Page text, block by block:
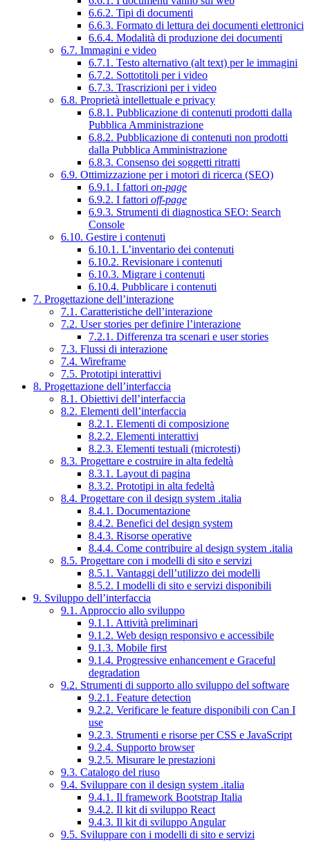
6.6.2. Tipi di documenti
6.6.3. Formato di lettura dei documenti elettronici
6.6.4. Modalità di produzione dei documenti
6.7. Immagini e video
6.7.1. Testo alternativo (alt text) per le immagini
6.7.2. Sottotitoli per i video
6.7.3. Trascrizioni per i video
6.8. Proprietà intellettuale e privacy
6.8.1. Pubblicazione di contenuti prodotti dalla
Pubblica Amministrazione
6.8.2. Pubblicazione di contenuti non prodotti
dalla Pubblica Amministrazione
6.8.3. Consenso dei soggetti ritratti
6.9. Ottimizzazione per i motori di ricerca (SEO)
6.9.1. I fattori on-page
6.9.2. I fattori off-page
6.9.3. Strumenti di diagnostica SEO: Search
Console
6.10. Gestire i contenuti
6.10.1. L’inventario dei contenuti
6.10.2. Revisionare i contenuti
6.10.3. Migrare i contenuti
6.10.4. Pubblicare i contenuti
7. Progettazione dell’interazione
7.1. Caratteristiche dell’interazione
7.2. User stories per definire l’interazione
7.2.1. Differenza tra scenari e user stories
7.3. Flussi di interazione
7.4. Wireframe
7.5. Prototipi interattivi
8. Progettazione dell’interfaccia
8.1. Obiettivi dell’interfaccia
8.2. Elementi dell’interfaccia
8.2.1. Elementi di composizione
8.2.2. Elementi interattivi
8.2.3. Elementi testuali (microtesti)
8.3. Progettare e costruire in alta fedeltà
8.3.1. Layout di pagina
8.3.2. Prototipi in alta fedeltà
8.4. Progettare con il design system .italia
8.4.1. Documentazione
8.4.2. Benefici del design system
8.4.3. Risorse operative
8.4.4. Come contribuire al design system .italia
8.5. Progettare con i modelli di sito e servizi
8.5.1. Vantaggi dell’utilizzo dei modelli
8.5.2. I modelli di sito e servizi disponibili
9. Sviluppo dell’interfaccia
9.1. Approccio allo sviluppo
9.1.1. Attività preliminari
9.1.2. Web design responsivo e accessibile
9.1.3. Mobile first
9.1.4. Progressive enhancement e Graceful
degradation
9.2. Strumenti di supporto allo sviluppo del software
9.2.1. Feature detection
9.2.2. Verificare le feature disponibili con Can I
use
9.2.3. Strumenti e risorse per CSS e JavaScript
9.2.4. Supporto browser
9.2.5. Misurare le prestazioni
9.3. Catalogo del riuso
9.4. Sviluppare con il design system .italia
9.4.1. Il framework Bootstrap Italia
9.4.2. Il kit di sviluppo React
9.4.3. Il kit di sviluppo Angular
9.5. Sviluppare con i modelli di sito e servizi